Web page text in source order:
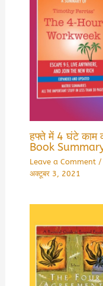
हफ्ते में 4 घंटे
Book
Leave a Comment /
अक्टूबर 3, 2021